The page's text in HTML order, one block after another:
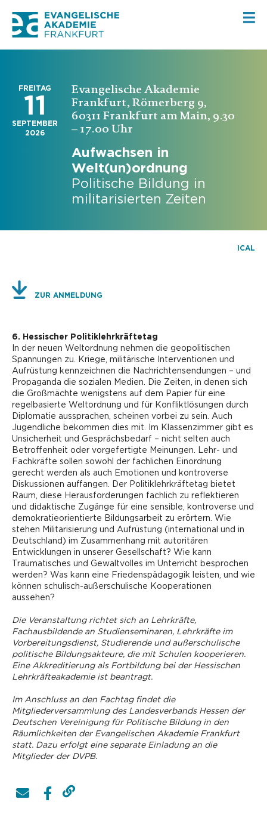
FREITAG
11
SEPTEMBER
2026
Evangelische Akademie
Frankfurt, Römerberg 9,
60311 Frankfurt am Main, 9.30
– 17.00 Uhr
Aufwachsen in
Welt(un)ordnung
Politische Bildung in
militarisierten Zeiten
ICAL
ZUR ANMELDUNG
6. Hessischer Politiklehrkräftetag
In der neuen Weltordnung nehmen die geopolitischen
Spannungen zu. Kriege, militärische Interventionen und
Aufrüstung kennzeichnen die Nachrichtensendungen – und
Propaganda die sozialen Medien. Die Zeiten, in denen sich
die Großmächte wenigstens auf dem Papier für eine
regelbasierte Weltordnung und für Konfliktlösungen durch
Diplomatie aussprachen, scheinen vorbei zu sein. Auch
Jugendliche bekommen dies mit. Im Klassenzimmer gibt es
Unsicherheit und Gesprächsbedarf – nicht selten auch
Betroffenheit oder vorgefertigte Meinungen. Lehr- und
Fachkräfte sollen sowohl der fachlichen Einordnung
gerecht werden als auch Emotionen und kontroverse
Diskussionen auffangen. Der Politiklehrkräftetag bietet
Raum, diese Herausforderungen fachlich zu reflektieren
und didaktische Zugänge für eine sensible, kontroverse und
demokratieorientierte Bildungsarbeit zu erörtern. Wie
stehen Militarisierung und Aufrüstung (international und in
Deutschland) im Zusammenhang mit autoritären
Entwicklungen in unserer Gesellschaft? Wie kann
Traumatisches und Gewaltvolles im Unterricht besprochen
werden? Was kann eine Friedenspädagogik leisten, und wie
können schulisch-außerschulische Kooperationen
aussehen?
Die Veranstaltung richtet sich an Lehrkräfte,
Fachausbildende an Studienseminaren, Lehrkräfte im
Vorbereitungsdienst, ­Studierende und außerschulische
politische Bildungsakteure, die mit Schulen kooperieren.
Eine Akkreditierung als Fortbildung bei der Hessischen
Lehrkräfteakademie ist beantragt.
Im Anschluss an den Fachtag findet die
Mitgliederversammlung des Landesverbands Hessen der
Deutschen Vereinigung für Politische Bildung in den
Räumlichkeiten der Evangelischen Akademie Frankfurt
statt. Dazu erfolgt eine separate Einladung an die
Mitglieder der DVPB.